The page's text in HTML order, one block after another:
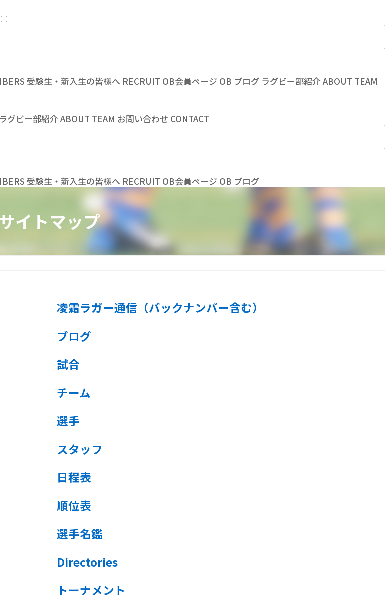
受験生・新入生の皆様へ RECRUIT OB会員ページ OB ブログ ラグビー部紹介 ABOUT TEAM
ラグビー部紹介 ABOUT TEAM お問い合わせ CONTACT
受験生・新入生の皆様へ RECRUIT OB会員ページ OB ブログ
サイトマップ
凌霜ラガー通信（バックナンバー含む）
ブログ
試合
チーム
選手
スタッフ
日程表
順位表
選手名鑑
Directories
トーナメント